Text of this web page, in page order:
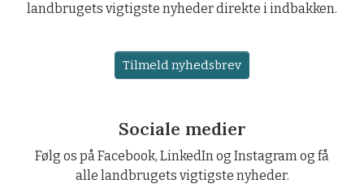
landbrugets vigtigste nyheder direkte i indbakken.
Tilmeld nyhedsbrev
Sociale medier
Følg os på Facebook, LinkedIn og Instagram og få
alle landbrugets vigtigste nyheder.